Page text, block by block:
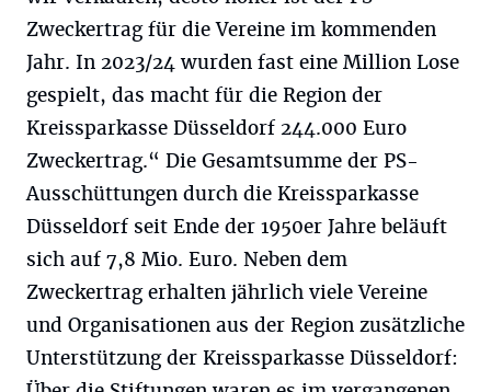
Zweckertrag für die Vereine im kommenden
Jahr. In 2023/24 wurden fast eine Million Lose
gespielt, das macht für die Region der
Kreissparkasse Düsseldorf 244.000 Euro
Zweckertrag.“ Die Gesamtsumme der PS-
Ausschüttungen durch die Kreissparkasse
Düsseldorf seit Ende der 1950er Jahre beläuft
sich auf 7,8 Mio. Euro. Neben dem
Zweckertrag erhalten jährlich viele Vereine
und Organisationen aus der Region zusätzliche
Unterstützung der Kreissparkasse Düsseldorf: